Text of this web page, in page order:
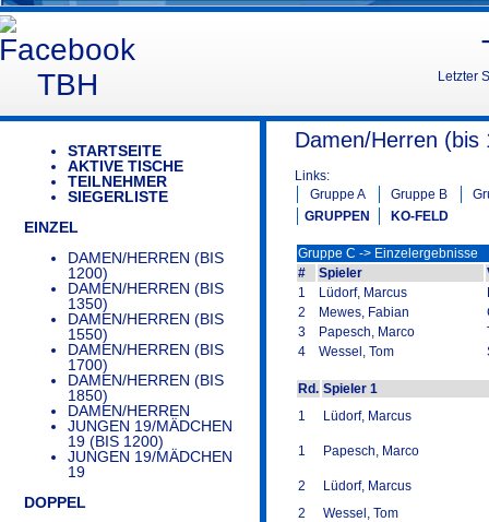
Letzter
STARTSEITE
AKTIVE TISCHE
TEILNEHMER
SIEGERLISTE
EINZEL
DAMEN/HERREN (BIS
1200)
DAMEN/HERREN (BIS
1350)
DAMEN/HERREN (BIS
1550)
DAMEN/HERREN (BIS
1700)
DAMEN/HERREN (BIS
1850)
DAMEN/HERREN
JUNGEN 19/MÄDCHEN
19 (BIS 1200)
JUNGEN 19/MÄDCHEN
19
DOPPEL
Damen/Herren (bis
Links:
Gruppe A
Gruppe B
GRUPPEN
KO-FELD
Gruppe C -> Einzelergebnisse
#
Spieler
1
Lüdorf, Marcus
2
Mewes, Fabian
3
Papesch, Marco
4
Wessel, Tom
Rd. Spieler 1
1
Lüdorf, Marcus
1 Papesch, Marco
2
Lüdorf, Marcus
2
Wessel, Tom